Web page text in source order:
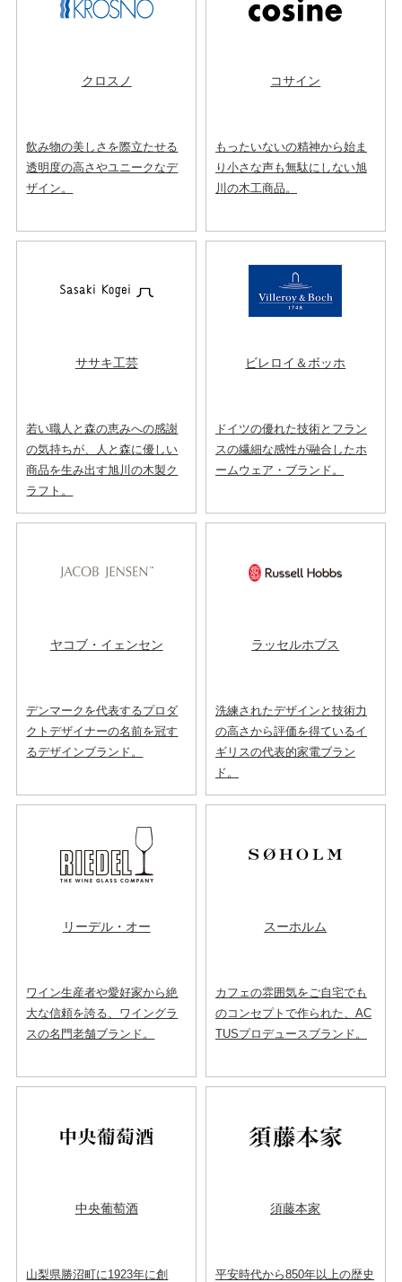
クロスノ
飲み物の美しさを際立たせる
透明度の高さやユニークなデ
ザイン。
コサイン
もったいないの精神から始ま
り小さな声も無駄にしない旭
川の木工商品。
ササキ工芸
若い職人と森の恵みへの感謝
の気持ちが、人と森に優しい
商品を生み出す旭川の木製ク
ラフト。
ビレロイ＆ボッホ
ドイツの優れた技術とフラン
スの繊細な感性が融合したホ
ームウェア・ブランド。
ヤコブ・イェンセン
デンマークを代表するプロダ
クトデザイナーの名前を冠す
るデザインブランド。
ラッセルホブス
洗練されたデザインと技術力
の高さから評価を得ているイ
ギリスの代表的家電ブラン
ド。
リーデル・オー
ワイン生産者や愛好家から絶
大な信頼を誇る、ワイングラ
スの名門老舗ブランド。
スーホルム
カフェの雰囲気をご自宅でも
のコンセプトで作られた、AC
TUSプロデュースブランド。
中央葡萄酒
山梨県勝沼町に1923年に創
須藤本家
平安時代から850年以上の歴史